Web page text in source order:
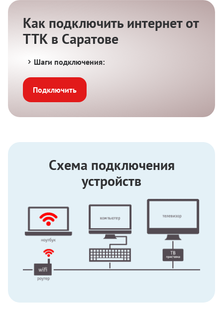
Как подключить интернет от
ТТК в Саратове
Шаги подключения:
Подключить
Схема подключения
устройств